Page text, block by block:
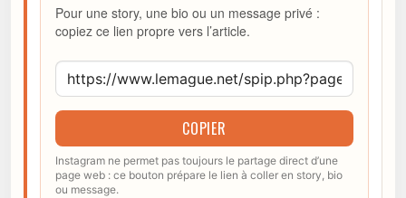
Pour une story, une bio ou un message privé :
copiez ce lien propre vers l’article.
COPIER
Instagram ne permet pas toujours le partage direct d’une
page web : ce bouton prépare le lien à coller en story, bio
ou message.